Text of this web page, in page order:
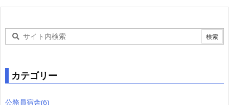
カテゴリー
公務員宿舎(6)